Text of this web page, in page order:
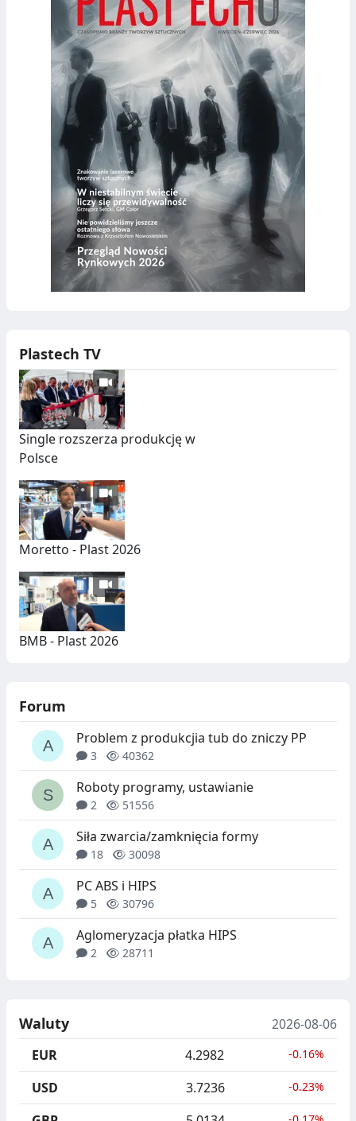
Plastech TV
Single rozszerza produkcję w
Polsce
Moretto - Plast 2026
BMB - Plast 2026
Forum
Problem z produkcjia tub do zniczy PP
3 40362
Roboty programy, ustawianie
2 51556
Siła zwarcia/zamknięcia formy
18 30098
PC ABS i HIPS
5 30796
Aglomeryzacja płatka HIPS
2 28711
Waluty
2026-08-06
EUR
4.2982 -0.16%
USD 3.7236 -0.23%